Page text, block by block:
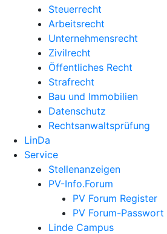
Steuerrecht
Arbeitsrecht
Unternehmens­recht
Zivilrecht
Öffentliches Recht
Strafrecht
Bau und Immobilien
Datenschutz
Rechtsanwalts­prüfung
LinDa
Service
Stellenanzeigen
PV-Info.Forum
PV Forum Register
PV Forum-
Linde Campus